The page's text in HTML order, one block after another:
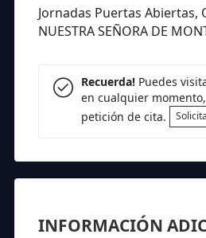
Jornadas Puertas Abiertas,
NUESTRA SEÑORA DE
Recuerda!Puedes
en cualquier
petición de cita.
INFORMACIÓN